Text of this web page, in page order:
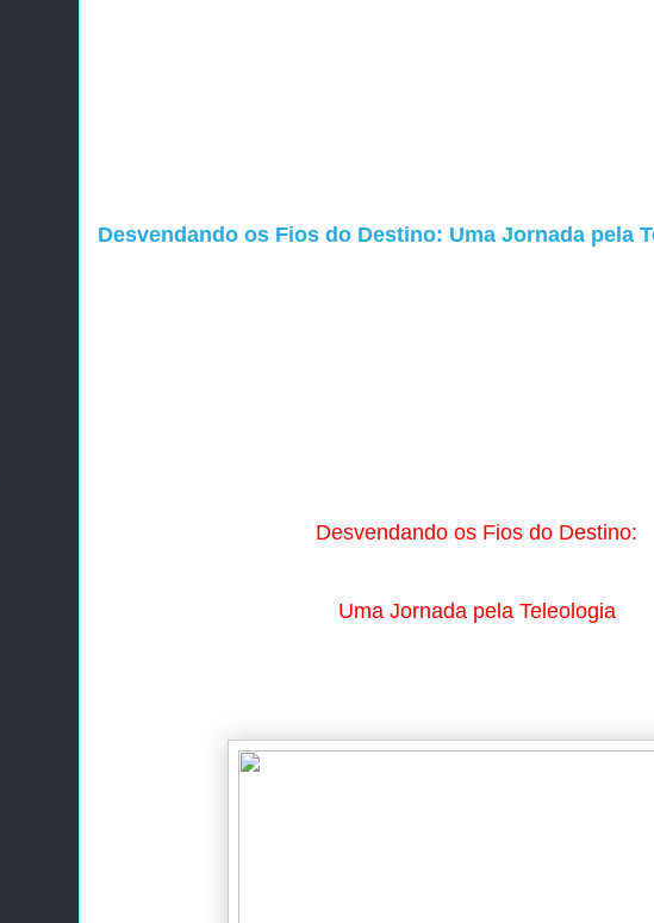
Desvendando os Fios do Destino: Uma Jornada pela
Desvendando os Fios do Destino:
Uma Jornada pela Teleologia